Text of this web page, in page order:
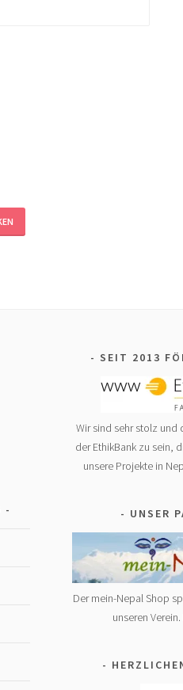
SEIT 2013
Wir sind sehr stolz und
der EthikBank zu sein,
unsere Projekte in
UNSER
Der mein-Nepal Shop
unseren Verein.